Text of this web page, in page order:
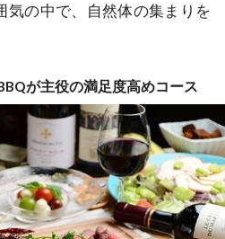
気の中で、自然体の集まりを
が主役の満足度高めコース